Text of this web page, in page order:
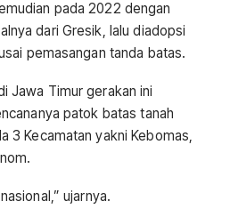
pada 2022 dengan
dari Gresik, lalu diadopsi
pemasangan tanda batas.
Jawa Timur gerakan ini
patok batas tanah
3 Kecamatan yakni Kebomas,
ujarnya.